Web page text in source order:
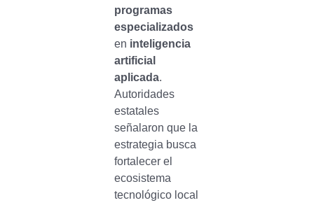
programas
especializados
en inteligencia
artificial
aplicada.
Autoridades
estatales
señalaron que la
estrategia busca
fortalecer el
ecosistema
tecnológico local